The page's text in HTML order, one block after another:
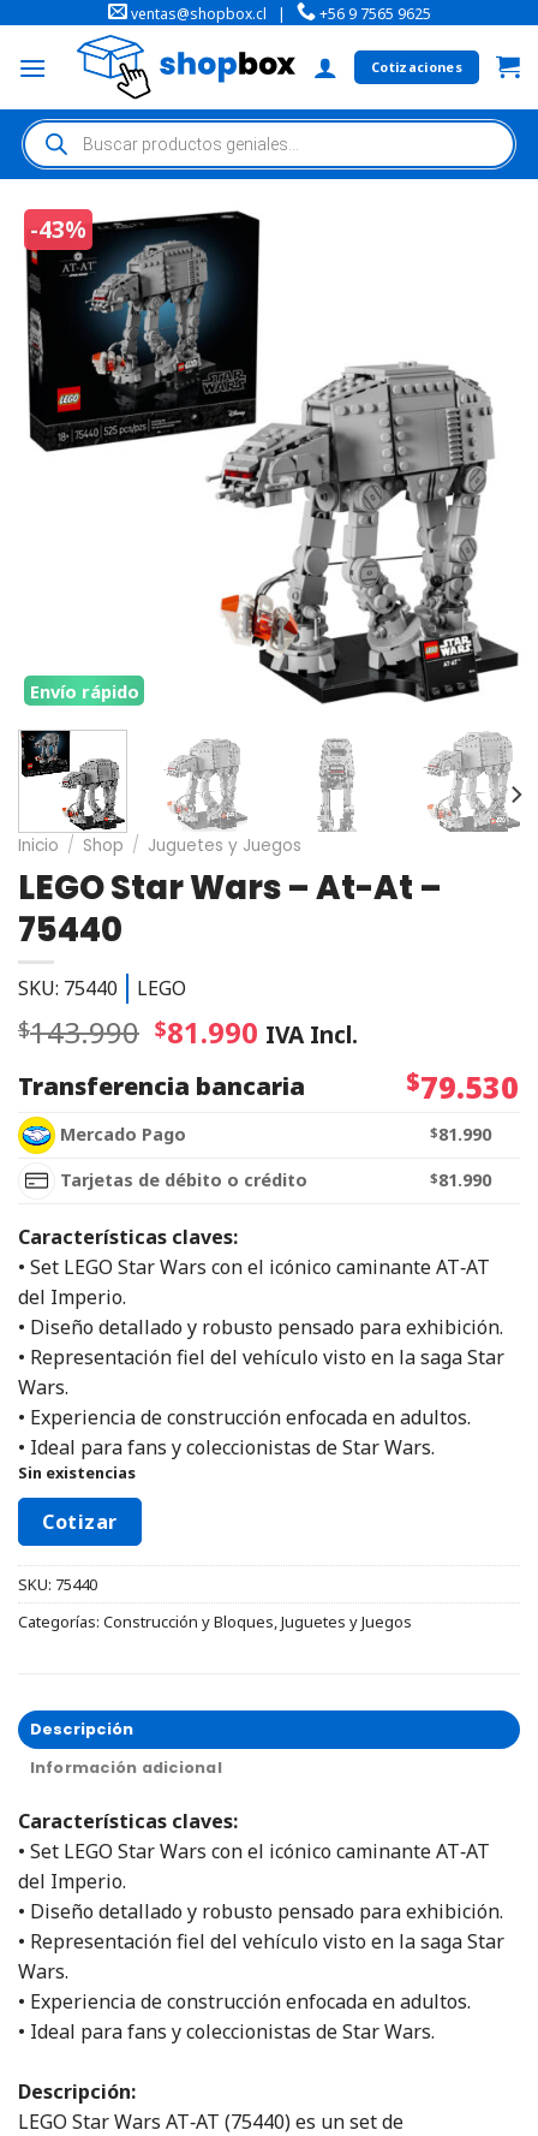
ventas@shopbox.cl | +56 9 7565 9625
Cotizaciones
-43%
Envío rápido
Inicio / Shop / Juguetes y Juegos
LEGO Star Wars – At-At –
75440
SKU: 75440 LEGO
$143.990 $81.990 IVA Incl.
Transferencia bancaria
$79.530
Mercado Pago $81.990
Tarjetas de débito o crédito
$81.990
Características claves:
• Set LEGO Star Wars con el icónico caminante AT‑AT
del Imperio.
• Diseño detallado y robusto pensado para exhibición.
• Representación fiel del vehículo visto en la saga Star
Wars.
• Experiencia de construcción enfocada en adultos.
• Ideal para fans y coleccionistas de Star Wars.
Sin existencias
Cotizar
SKU: 75440
Categorías: Construcción y Bloques,Juguetes y Juegos
Descripción
Información adicional
Características claves:
• Set LEGO Star Wars con el icónico caminante AT‑AT
del Imperio.
• Diseño detallado y robusto pensado para exhibición.
• Representación fiel del vehículo visto en la saga Star
Wars.
• Experiencia de construcción enfocada en adultos.
• Ideal para fans y coleccionistas de Star Wars.
Descripción:
LEGO Star Wars AT‑AT (75440) es un set de